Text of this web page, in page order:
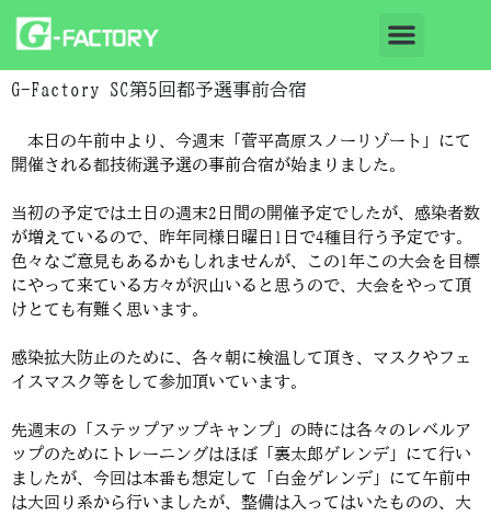
G-Factory SC第5回都予選事前合宿
本日の午前中より、今週末「菅平高原スノーリゾート」にて
開催される都技術選予選の事前合宿が始まりました。
当初の予定では土日の週末2日間の開催予定でしたが、感染者数
が増えているので、昨年同様日曜日1日で4種目行う予定です。
色々なご意見もあるかもしれませんが、この1年この大会を目標
にやって来ている方々が沢山いると思うので、大会をやって頂
けとても有難く思います。
感染拡大防止のために、各々朝に検温して頂き、マスクやフェ
イスマスク等をして参加頂いています。
先週末の「ステップアップキャンプ」の時には各々のレベルア
ップのためにトレーニングはほぼ「裏太郎ゲレンデ」にて行い
ましたが、今回は本番も想定して「白金ゲレンデ」にて午前中
は大回り系から行いましたが、整備は入ってはいたものの、大